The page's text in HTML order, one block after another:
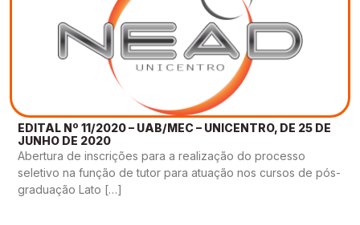
EDITAL Nº 11/2020 – UAB/MEC – UNICENTRO, DE 25 DE
JUNHO DE 2020
Abertura de inscrições para a realização do processo
seletivo na função de tutor para atuação nos cursos de pós-
graduação Lato […]